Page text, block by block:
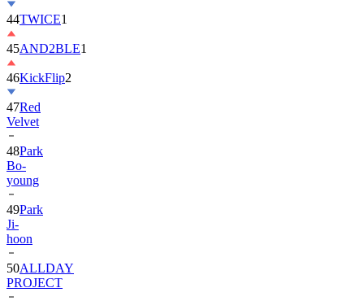
44TWICE1
45AND2BLE1
46KickFlip2
47Red
Velvet
48Park
Bo-
young
49Park
Ji-
hoon
50ALLDAY
PROJECT